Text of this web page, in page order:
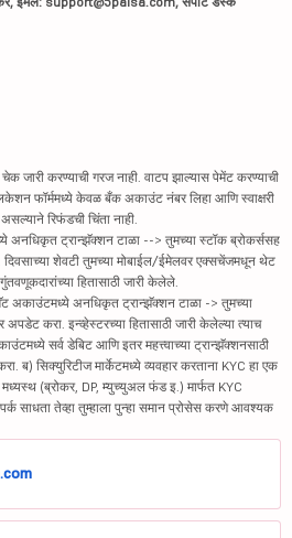
जारी करण्याची गरज नाही. वाटप झाल्यास पेमेंट करण्याची
फॉर्ममध्ये केवळ बँक अकाउंट नंबर लिहा आणि स्वाक्षरी
रिफंडची चिंता नाही.
ट्रान्झॅक्शन टाळा --> तुमच्या स्टॉक ब्रोकर्ससह
शेवटी तुमच्या मोबाईल/ईमेलवर एक्सचेंजमधून थेट
हितासाठी जारी केलेले.
अकाउंटमध्ये अनधिकृत ट्रान्झॅक्शन टाळा -> तुमच्या
अपडेट करा. इन्व्हेस्टरच्या हितासाठी जारी केलेल्या त्याच
सर्व डेबिट आणि इतर महत्त्वाच्या ट्रान्झॅक्शनसाठी
ब) सिक्युरिटीज मार्केटमध्ये व्यवहार करताना KYC हा एक
(ब्रोकर, DP, म्युच्युअल फंड इ.) मार्फत KYC
साधता तेव्हा तुम्हाला पुन्हा समान प्रोसेस करणे आवश्यक